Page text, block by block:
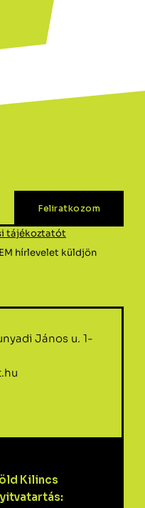
tájékoztatót
hírlevelet küldjön
János u. 1-
Kilincs